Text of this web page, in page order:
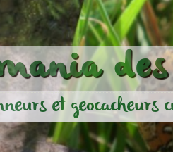
et geocacheurs